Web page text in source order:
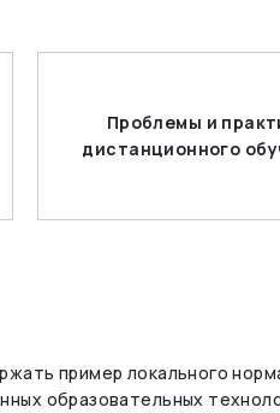
Проблемы и
дистанционного
пример локального
образовательных